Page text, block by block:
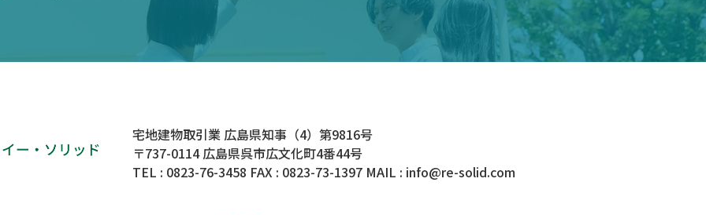
宅地建物取引業 広島県知事（4）第9816号
〒737-0114 広島県呉市広文化町4番44号
TEL : 0823-76-3458 FAX : 0823-73-1397 MAIL : info@re-solid.com